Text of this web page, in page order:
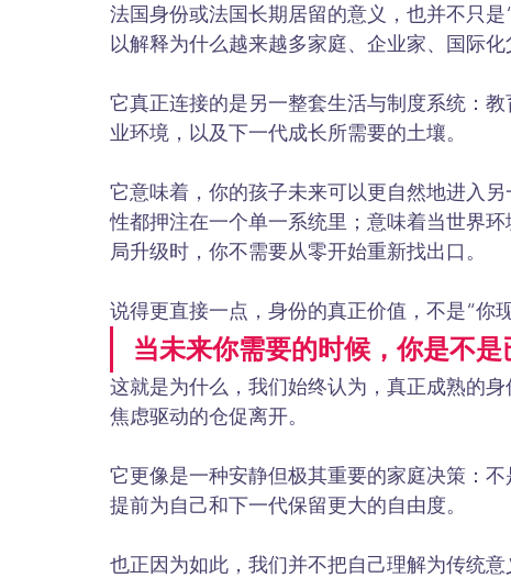
法国身份或法国长期居留的意义，也并不只
以解释为什么越来越多家庭、企业家、国际化
它真正连接的是另一整套生活与制度系统：
业环境，以及下一代成长所需要的土壤。
它意味着，你的孩子未来可以更自然地进入
性都押注在一个单一系统里；意味着当世界
局升级时，你不需要从零开始重新找出口。
说得更直接一点，身份的真正价值，不是“你
当未来你需要的时候，你是不是
这就是为什么，我们始终认为，真正成熟的
焦虑驱动的仓促离开。
它更像是一种安静但极其重要的家庭决策：
提前为自己和下一代保留更大的自由度。
也正因为如此，我们并不把自己理解为传统意